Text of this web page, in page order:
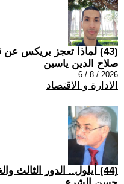
(43) لماذا تعجز بريكس عن قيادة العالم اقتصادياً؟
صلاح الدين ياسين
2026 / 8 / 6
الادارة و الاقتصاد
(44) أيلول.. الدور الثالث والغش العلني